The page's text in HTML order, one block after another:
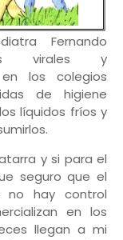
Fernando
virales y
los colegios
de higiene
líquidos fríos y
y si para el
seguro que el
no hay control
en los
llegan a mi